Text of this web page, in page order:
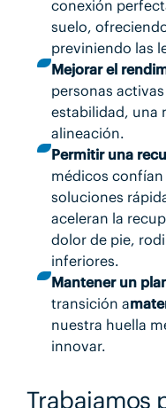
conexión
suelo,
previniendo las
Mejorar el
personas
estabilidad, una
alineación.
Permitir una
médicos
soluciones
aceleran la
dolor de pie,
inferiores.
Mantener un
transición a
nuestra huella
innovar.
Trabajamos